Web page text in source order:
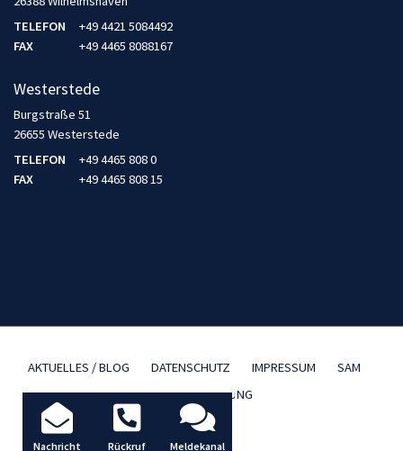
Nachricht Rückruf Meldekanal
TELEFON
+49 4421 5084492
FAX
+49 4465 8088167
Westerstede
Burgstraße 51
26655 Westerstede
TELEFON
+49 4465 808 0
FAX
+49 4465 808 15
AKTUELLES / BLOG DATENSCHUTZ IMPRESSUM
SAM
TBD FERNWARTUNG